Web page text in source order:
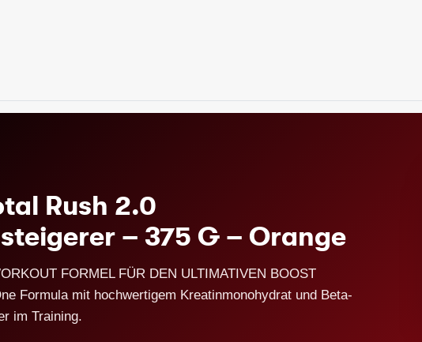
Rush 2.0
– 375 G – Orange
FORMEL FÜR DEN ULTIMATIVEN BOOST
Formula mit hochwertigem Kreatinmonohydrat und Beta-
im Training.